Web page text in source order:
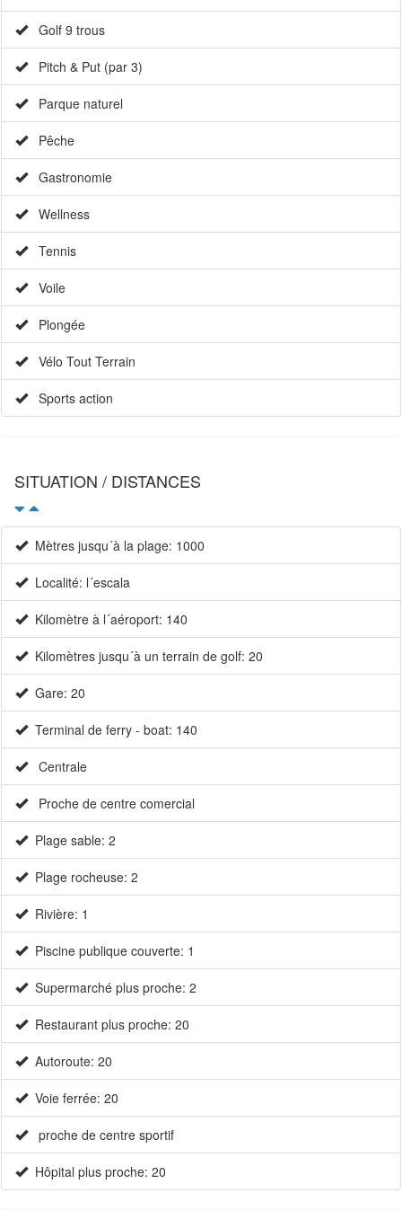
Golf 9 trous
Pitch & Put (par 3)
Parque naturel
Pêche
Gastronomie
Wellness
Tennis
Voile
Plongée
Vélo Tout Terrain
Sports action
SITUATION / DISTANCES
Mètres jusqu´à la plage: 1000
Localité: l´escala
Kilomètre à l´aéroport: 140
Kilomètres jusqu´à un terrain de golf: 20
Gare: 20
Terminal de ferry - boat: 140
Centrale
Proche de centre comercial
Plage sable: 2
Plage rocheuse: 2
Rivière: 1
Piscine publique couverte: 1
Supermarché plus proche: 2
Restaurant plus proche: 20
Autoroute: 20
Voie ferrée: 20
proche de centre sportif
Hôpital plus proche: 20